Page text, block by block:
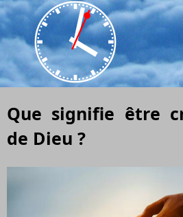
Que signifie être
de Dieu ?